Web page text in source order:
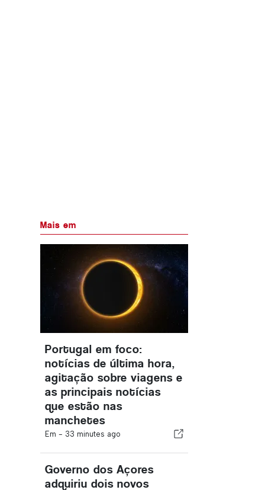
Mais em
Portugal em foco:
notícias de última hora,
agitação sobre viagens e
as principais notícias
que estão nas
manchetes
Em - 33 minutes ago
Governo dos Açores
adquiriu dois novos